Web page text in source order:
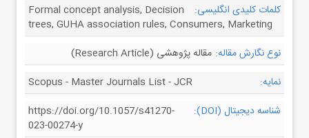
کلمات کلیدی انگلیسی:
Formal concept analysis, Decision
trees, GUHA association rules, Consumers, Marketing
نوع نگارش مقاله: مقاله پژوهشی (Research Article)
نمایه:
Scopus - Master Journals List - JCR
شناسه دیجیتال (DOI):
https://doi.org/10.1057/s41270-
023-00274-y